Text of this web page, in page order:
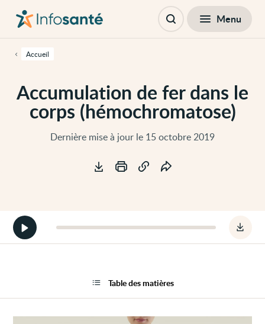
contenu
cette
navigation
principale
Accumulation de fer dans le
corps (hémochromatose)
Dernière mise à jour le 15 octobre 2019
Accueil
principale
Ouvrir Menu
le
dans
corps
Démarrer
la
version
Table des matières
Table des matières Fermer